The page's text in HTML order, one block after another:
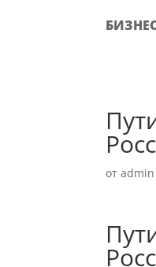
отadmin